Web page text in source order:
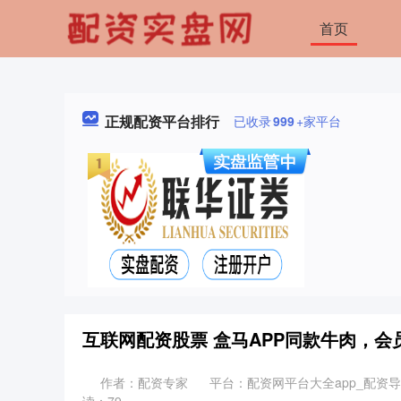
首页
正规配资平台排行 已收录999+家平台
互联网配资股票 盒马APP同款牛肉，会
作者：配资专家
平台：配资网平台大全app_配资